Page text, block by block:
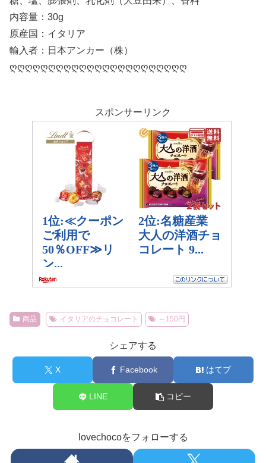
内容量：30g
原産国：イタリア
輸入者：日本アンカー（株）
ღღღღღღღღღღღღღღღღღღღღღღღ
スポンサーリンク
商品 イタリアのチョコレート ～150円
シェアする
X Facebook はてブ
LINE コピー
lovechocoをフォローする